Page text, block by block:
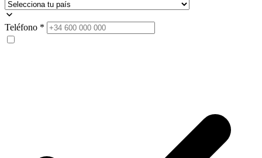
Teléfono *